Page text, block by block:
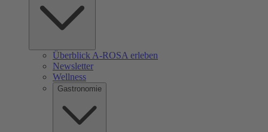
Überblick A-ROSA erleben
Newsletter
Wellness
Gastronomie